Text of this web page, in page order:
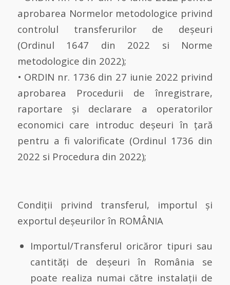
aprobarea Normelor metodologice privind
controlul transferurilor de deşeuri
(Ordinul 1647 din 2022 si Norme
metodologice din 2022);
• ORDIN nr. 1736 din 27 iunie 2022 privind
aprobarea Procedurii de înregistrare,
raportare şi declarare a operatorilor
economici care introduc deşeuri în ţară
pentru a fi valorificate (Ordinul 1736 din
2022 si Procedura din 2022);
Condiţii privind transferul, importul şi
exportul deşeurilor în ROMÂNIA
Importul/Transferul oricăror tipuri sau
cantităţi de deşeuri în România se
poate realiza numai către instalaţii de